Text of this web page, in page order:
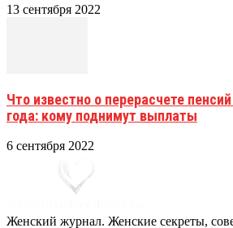
13 сентября 2022
Что известно о перерасчете
года: кому поднимут выплаты
6 сентября 2022
Женский журнал. Женские секреты,